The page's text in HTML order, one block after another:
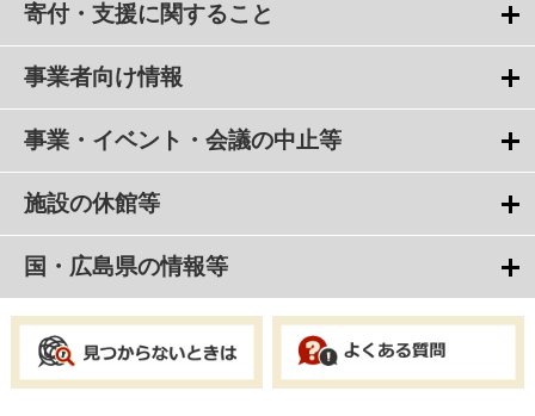
寄付・支援に関すること
事業者向け情報
事業・イベント・会議の中止等
施設の休館等
国・広島県の情報等